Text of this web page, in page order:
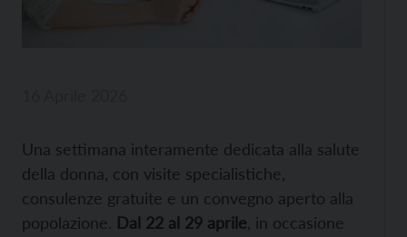
Una settimana interamente dedicata alla salute
della donna, con visite specialistiche,
consulenze gratuite e un convegno aperto alla
popolazione. Dal 22 al 29 aprile , in occasione